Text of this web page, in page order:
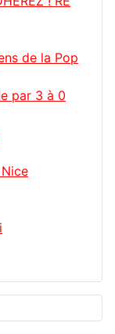
de la Pop
par 3 à 0